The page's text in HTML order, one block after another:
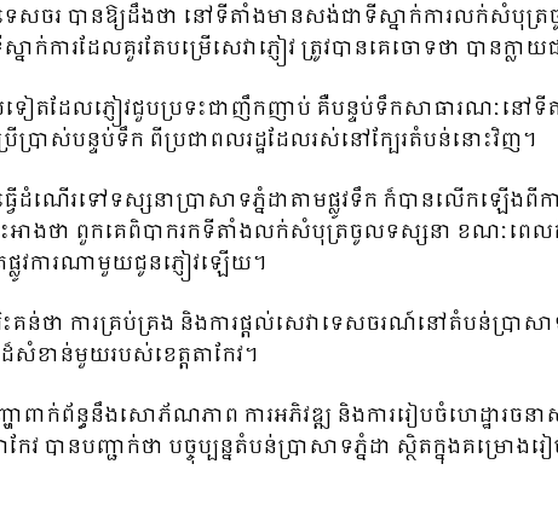
េសចរ បានឱ្យដឹងថា នៅទីតាំងមានសង់ជាទីស្នាក់ការលក់សំបុត្រ
ស្នាក់ការដែលគួរតែបម្រើសេវាភ្ញៀវ ត្រូវបានគេចោទថា បានក្
ៀតដែលភ្ញៀវជួបប្រទះជាញឹកញាប់ គឺបន្ទប់ទឹកសាធារណៈនៅទីត
ើប្រាស់បន្ទប់ទឹក ពីប្រជាពលរដ្ឋដែលរស់នៅក្បែរតំបន់នោះវិញ។
ដំណើរទៅទស្សនាប្រាសាទភ្នំដាតាមផ្លូវទឹក ក៏បានលើកឡើង
ះអាងថា ពួកគេពិបាករកទីតាំងលក់សំបុត្រចូលទស្សនា ខណៈពេ
ផ្លូវការណាមួយជូនភ្ញៀវឡើយ។
ះគន់ថា ការគ្រប់គ្រង និងការផ្តល់សេវាទេសចរណ៍នៅតំបន់ប្រា
សំខាន់មួយរបស់ខេត្តតាកែវ។
ាពាក់ព័ន្ធនឹងសោភ័ណភាព ការអភិវឌ្ឍ និងការរៀបចំហេដ្ឋារច
កែវ បានបញ្ជាក់ថា បច្ចុប្បន្នតំបន់ប្រាសាទភ្នំដា ស្ថិតក្នុងគ